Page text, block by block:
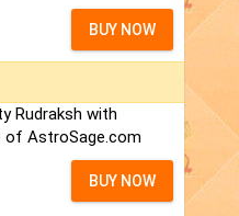
BUY NOW
Rudraksh with
of AstroSage.com
BUY NOW